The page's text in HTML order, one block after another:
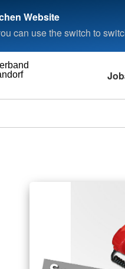
Website
can use the switch to